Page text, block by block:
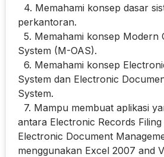
4. Memahami konsep dasar
perkantoran.
5. Memahami konsep Modern
System (M-OAS).
6. Memahami konsep
System dan Electronic
System.
7. Mampu membuat aplikasi
antara Electronic Records
Electronic Document
menggunakan Excel 2007 and